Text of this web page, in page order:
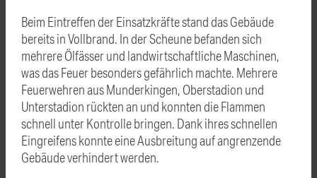
Beim Eintreffen der Einsatzkräfte stand das Gebäude
bereits in Vollbrand. In der Scheune befanden sich
mehrere Ölfässer und landwirtschaftliche Maschinen,
was das Feuer besonders gefährlich machte. Mehrere
Feuerwehren aus Munderkingen, Oberstadion und
Unterstadion rückten an und konnten die Flammen
schnell unter Kontrolle bringen. Dank ihres schnellen
Eingreifens konnte eine Ausbreitung auf angrenzende
Gebäude verhindert werden.